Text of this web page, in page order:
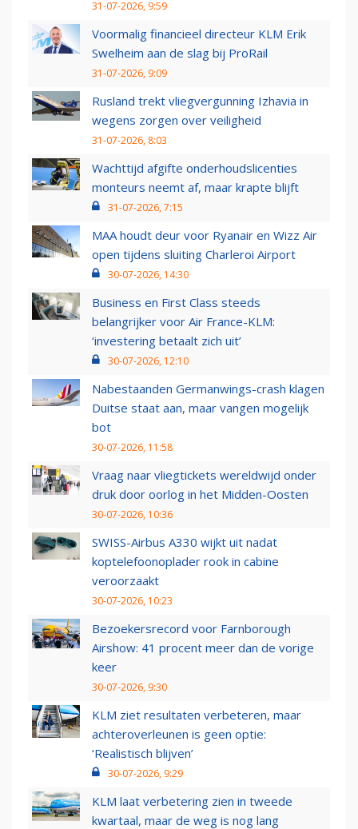
31-07-2026, 9:59
Voormalig financieel directeur KLM Erik
Swelheim aan de slag bij ProRail
31-07-2026, 9:09
Rusland trekt vliegvergunning Izhavia in
wegens zorgen over veiligheid
31-07-2026, 8:03
Wachttijd afgifte onderhoudslicenties
monteurs neemt af, maar krapte blijft
31-07-2026, 7:15
MAA houdt deur voor Ryanair en Wizz Air
open tijdens sluiting Charleroi Airport
30-07-2026, 14:30
Business en First Class steeds
belangrijker voor Air France-KLM:
‘investering betaalt zich uit’
30-07-2026, 12:10
Nabestaanden Germanwings-crash klagen
Duitse staat aan, maar vangen mogelijk
bot
30-07-2026, 11:58
Vraag naar vliegtickets wereldwijd onder
druk door oorlog in het Midden-Oosten
30-07-2026, 10:36
SWISS-Airbus A330 wijkt uit nadat
koptelefoonoplader rook in cabine
veroorzaakt
30-07-2026, 10:23
Bezoekersrecord voor Farnborough
Airshow: 41 procent meer dan de vorige
keer
30-07-2026, 9:30
KLM ziet resultaten verbeteren, maar
achteroverleunen is geen optie:
‘Realistisch blijven’
30-07-2026, 9:29
KLM laat verbetering zien in tweede
kwartaal, maar de weg is nog lang